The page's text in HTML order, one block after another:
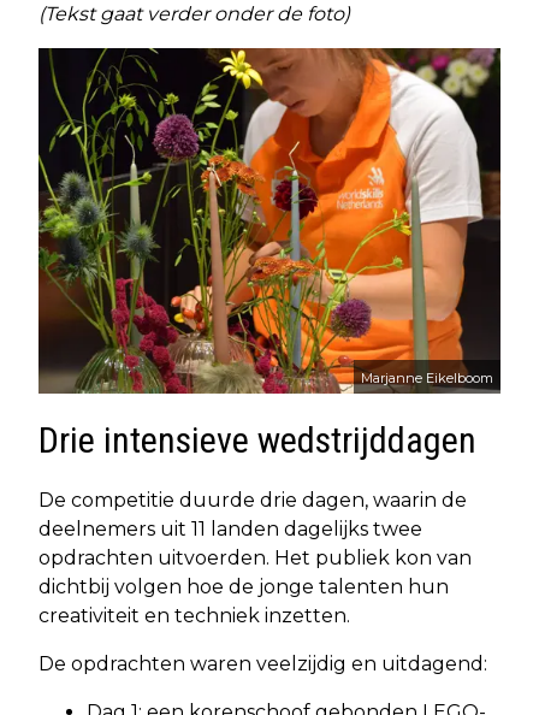
(Tekst gaat verder onder de foto)
Marjanne Eikelboom
Drie intensieve wedstrijddagen
De competitie duurde drie dagen, waarin de
deelnemers uit 11 landen dagelijks twee
opdrachten uitvoerden. Het publiek kon van
dichtbij volgen hoe de jonge talenten hun
creativiteit en techniek inzetten.
De opdrachten waren veelzijdig en uitdagend: